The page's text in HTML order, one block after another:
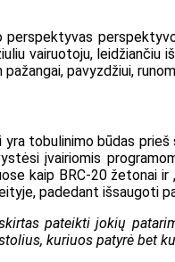
perspektyvas
vairuotoju,
pavyzdžiui,
tobulinimo būdas
įvairiomis
kaip BRC-20 žetonai
padedant išsaugoti
pateikti jokių
kuriuos patyrė bet